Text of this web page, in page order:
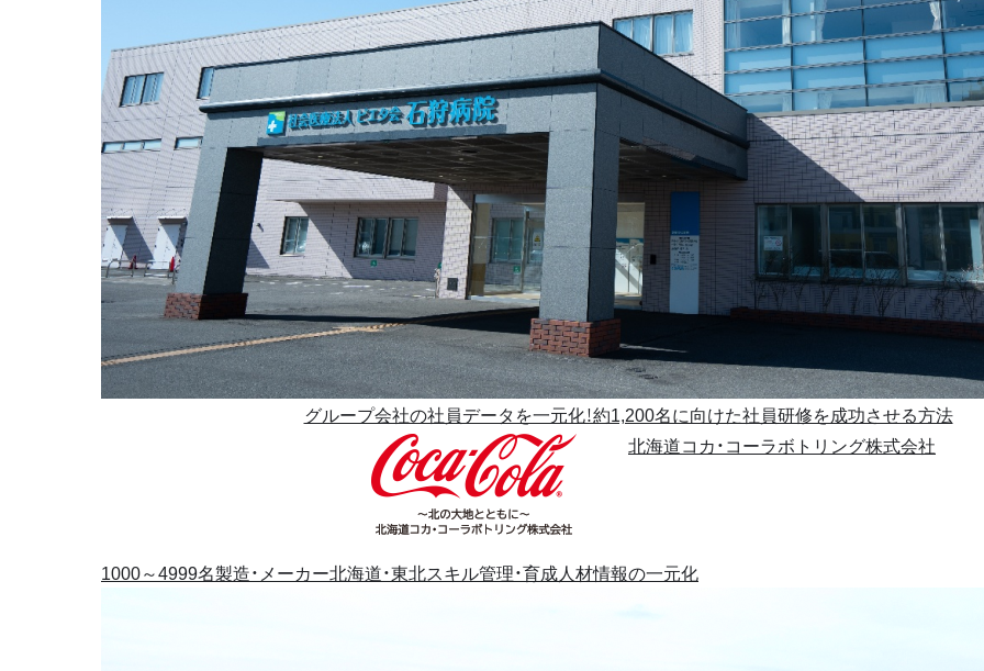
グループ会社の社員データを一元化！約1,200名に向けた社員研修を成功させる方法
北海道コカ・コーラボトリング株式会社
1000～4999名製造・メーカー北海道・東北スキル管理・育成人材情報の一元化